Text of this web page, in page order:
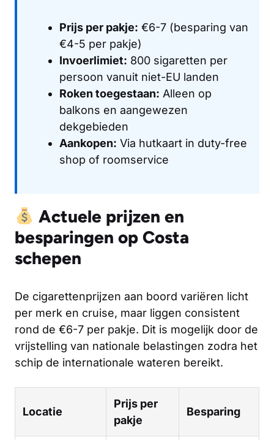
Prijs per pakje: €6-7 (besparing van
€4-5 per pakje)
Invoerlimiet: 800 sigaretten per
persoon vanuit niet-EU landen
Roken toegestaan: Alleen op
balkons en aangewezen
dekgebieden
Aankopen: Via hutkaart in duty-free
shop of roomservice
Actuele prijzen en
besparingen op Costa
schepen
De cigarettenprijzen aan boord variëren licht
per merk en cruise, maar liggen consistent
rond de €6-7 per pakje. Dit is mogelijk door de
vrijstelling van nationale belastingen zodra het
schip de internationale wateren bereikt.
Locatie
Prijs per
pakje
Besparing